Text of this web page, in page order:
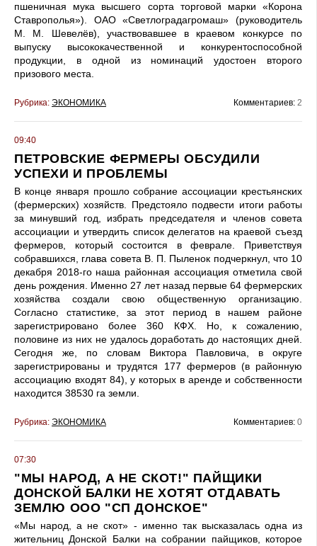
пшеничная мука высшего сорта торговой марки «Корона
Ставрополья»). ОАО «Светлоградагромаш» (руководитель
М. М. Шевелёв), участвовавшее в краевом конкурсе по
выпуску высококачественной и конкурентоспособной
продукции, в одной из номинаций удостоен второго
призового места.
Рубрика: ЭКОНОМИКА Комментариев: 2
09:40
ПЕТРОВСКИЕ ФЕРМЕРЫ ОБСУДИЛИ
УСПЕХИ И ПРОБЛЕМЫ
В конце января прошло собрание ассоциации крестьянских
(фермерских) хозяйств. Предстояло подвести итоги работы
за минувший год, избрать председателя и членов совета
ассоциации и утвердить список делегатов на краевой съезд
фермеров, который состоится в феврале. Приветствуя
собравшихся, глава совета В. П. Пыленок подчеркнул, что 10
декабря 2018-го наша районная ассоциация отметила свой
день рождения. Именно 27 лет назад первые 64 фермерских
хозяйства создали свою общественную организацию.
Согласно статистике, за этот период в нашем районе
зарегистрировано более 360 КФХ. Но, к сожалению,
половине из них не удалось доработать до настоящих дней.
Сегодня же, по словам Виктора Павловича, в округе
зарегистрированы и трудятся 177 фермеров (в районную
ассоциацию входят 84), у которых в аренде и собственности
находится 38530 га земли.
Рубрика: ЭКОНОМИКА Комментариев: 0
07:30
"МЫ НАРОД, А НЕ СКОТ!" ПАЙЩИКИ
ДОНСКОЙ БАЛКИ НЕ ХОТЯТ ОТДАВАТЬ
ЗЕМЛЮ ООО "СП ДОНСКОЕ"
«Мы народ, а не скот» - именно так высказалась одна из
жительниц Донской Балки на собрании пайщиков, которое